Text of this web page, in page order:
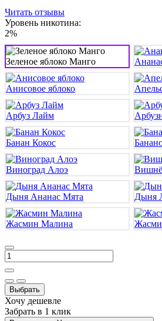
Читать отзывы
Уровень никотина:
2%
Зеленое яблоко Манго
Анисовое яблоко
Арбуз Лайм
Банан Кокос
Виноград Алоэ
Дыня Ананас Мята Дыня
Жасмин Малина
Выбрать
Хочу дешевле
Забрать в 1 клик